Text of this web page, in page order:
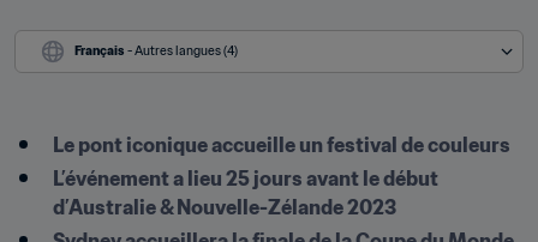
Français - Autres langues (4)
Le pont iconique accueille un festival de couleurs
L’événement a lieu 25 jours avant le début
d’Australie & Nouvelle-Zélande 2023